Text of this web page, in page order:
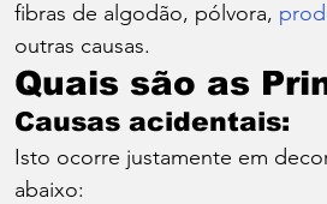
fibras de algodão, pólvora,
outras causas.
Quais são as
Causas acidentais:
Isto ocorre justamente em
abaixo: